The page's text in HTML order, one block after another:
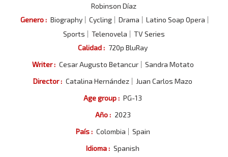
Robinson Díaz
Genero : Biography Cycling Drama
Latino Soap Opera
Sports
Telenovela
TV Series
Calidad : 720p BluRay
Writer : Cesar Augusto Betancur
Sandra Motato
Director : Catalina Hernández
Juan Carlos Mazo
Age group : PG-13
Año : 2023
País : Colombia
Spain
Idioma : Spanish